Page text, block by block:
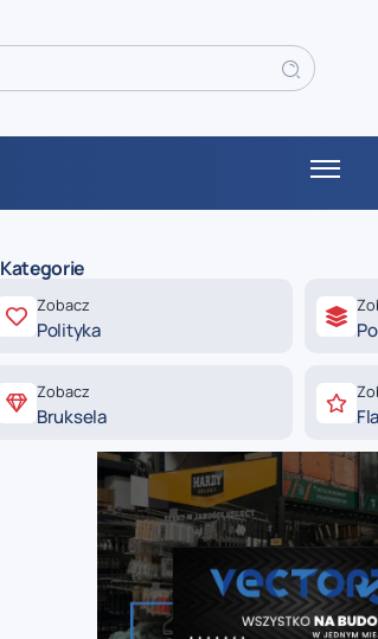
Kategorie
Zobacz
Polityka
Zobacz
Bruksela